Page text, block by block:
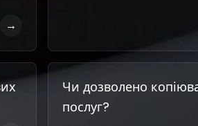
→
Чи дозволено
послуг?